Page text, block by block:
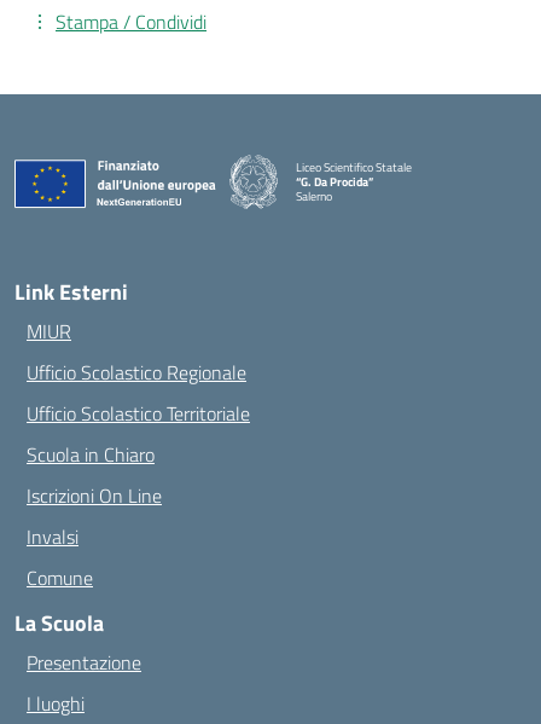
Stampa / Condividi
Liceo Scientifico Statale
“G. Da Procida”
Salerno
Link Esterni
MIUR
Ufficio Scolastico Regionale
Ufficio Scolastico Territoriale
Scuola in Chiaro
Iscrizioni On Line
Invalsi
Comune
La Scuola
Presentazione
I luoghi